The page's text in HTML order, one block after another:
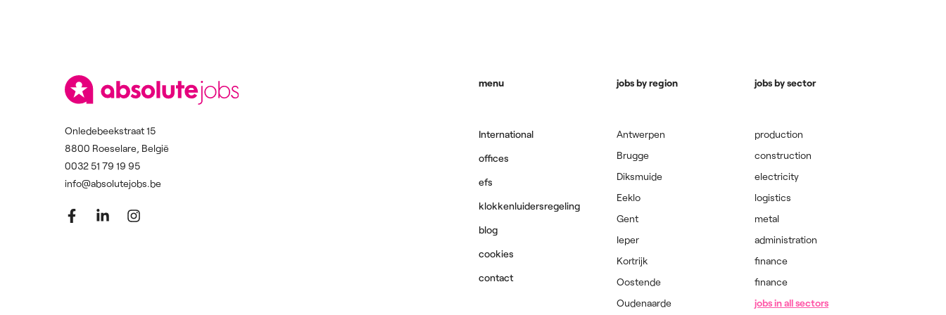
Onledebeekstraat 15
8800 Roeselare, België
0032 51 79 19 95
info@absolutejobs.be
menu
International
offices
efs
klokkenluidersregeling
blog
cookies
contact
jobs by region
Antwerpen
Brugge
Diksmuide
Eeklo
Gent
Ieper
Kortrijk
Oostende
Oudenaarde
jobs by sector
production
construction
electricity
logistics
metal
administration
finance
finance
jobs in all sectors